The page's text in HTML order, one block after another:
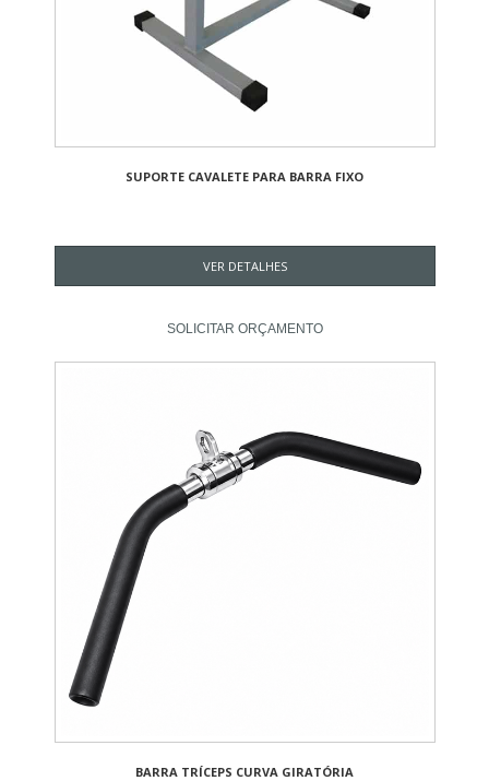
SUPORTE CAVALETE PARA BARRA FIXO
VER DETALHES
SOLICITAR ORÇAMENTO
BARRA TRÍCEPS CURVA GIRATÓRIA